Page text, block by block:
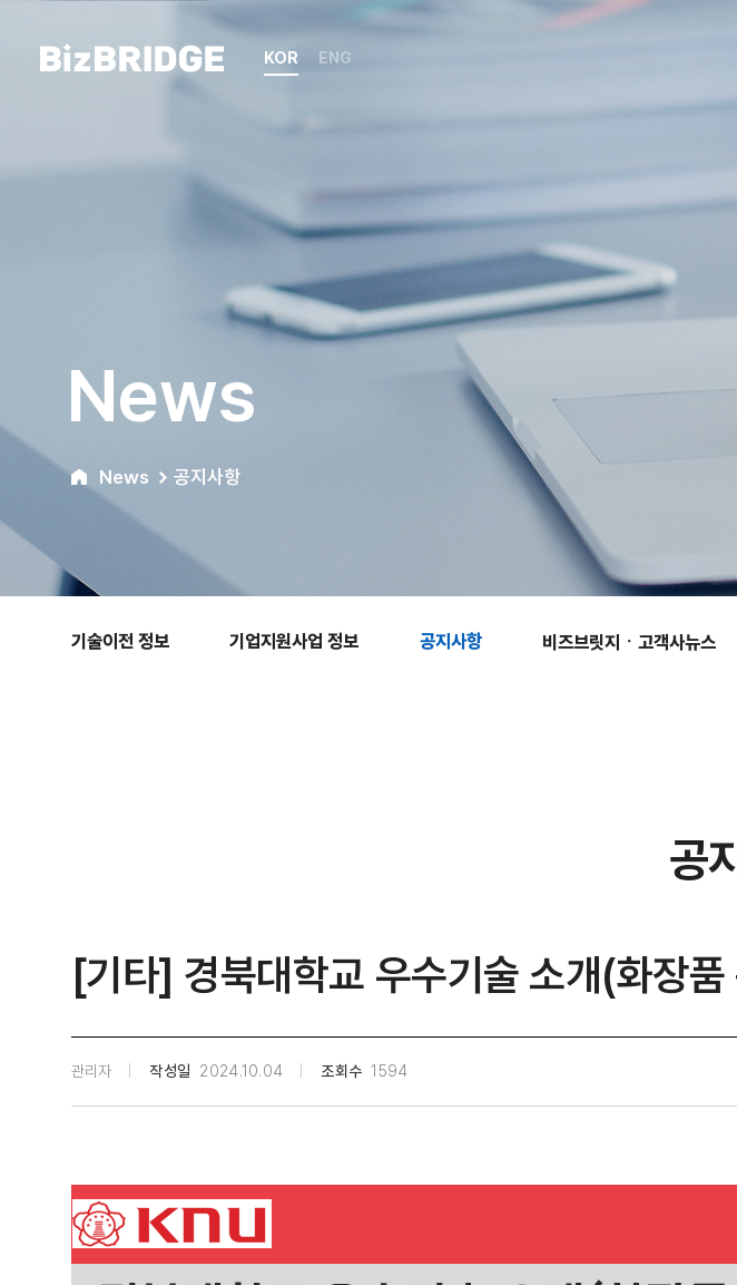
KOR ENG
News
News 공지사항
기술이전 정보​ 기업지원사업 정보​ 공지사항 비즈브릿지ㆍ고객사뉴스​
공
[기타] 경북대학교 우수기술 소개(화장품
관리자 작성일 2024.10.04 조회수 1594